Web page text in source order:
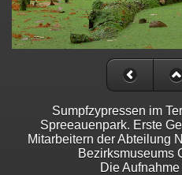
Sumpfzypressen im
Spreeauenpark. Erste
Mitarbeitern der Abteilung
Bezirksmuseums
Die